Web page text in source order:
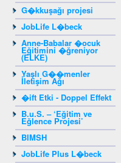
G�kkuşağı projesi
JobLife L�beck
Anne-Babalar �ocuk
Eğitimini �ğreniyor
(ELKE)
Yaşlı G��menler
İletişim Ağı
�ift Etki - Doppel Effekt
B.u.S. – ‘Eğitim ve
Eğlence Projesi’
BIMSH
JobLife Plus L�beck